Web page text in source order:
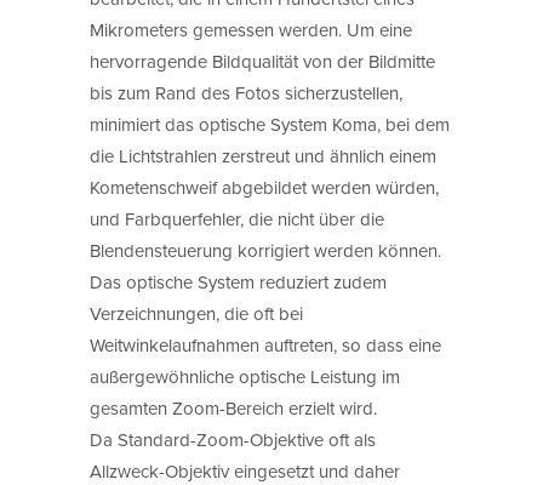
Mikrometers gemessen werden. Um eine
hervorragende Bildqualität von der Bildmitte
bis zum Rand des Fotos sicherzustellen,
minimiert das optische System Koma, bei dem
die Lichtstrahlen zerstreut und ähnlich einem
Kometenschweif abgebildet werden würden,
und Farbquerfehler, die nicht über die
Blendensteuerung korrigiert werden können.
Das optische System reduziert zudem
Verzeichnungen, die oft bei
Weitwinkelaufnahmen auftreten, so dass eine
außergewöhnliche optische Leistung im
gesamten Zoom-Bereich erzielt wird.
Da Standard-Zoom-Objektive oft als
Allzweck-Objektiv eingesetzt und daher